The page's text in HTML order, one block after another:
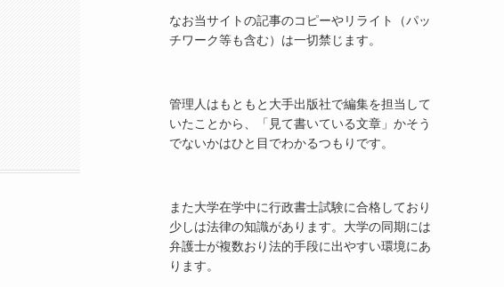
なお当サイトの記事のコピーやリライト（パッ
チワーク等も含む）は一切禁じます。
管理人はもともと大手出版社で編集を担当して
いたことから、「見て書いている文章」かそう
でないかはひと目でわかるつもりです。
また大学在学中に行政書士試験に合格しており
少しは法律の知識があります。大学の同期には
弁護士が複数おり法的手段に出やすい環境にあ
ります。